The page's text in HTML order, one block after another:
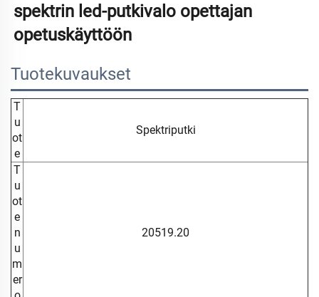
spektrin led-putkivalo opettajan
opetuskäyttöön
Tuotekuvaukset
T
u
ot
e
Spektriputki
T
u
ot
e
n
u
m
er
20519.20